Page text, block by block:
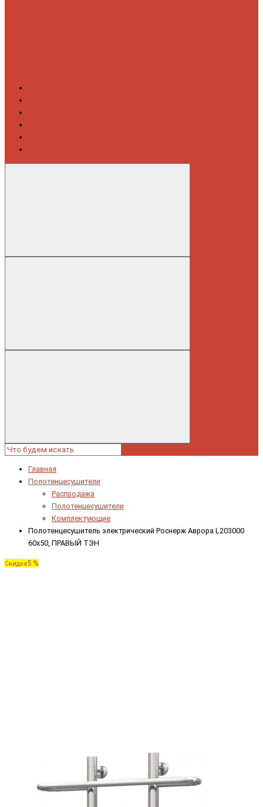
Главная
Полотенцесушители
Распродажа
Полотенцесушители
Комплектующие
Полотенцесушитель электрический Роснерж Аврора L203000
60x50, ПРАВЫЙ ТЭН
Скидка5 %